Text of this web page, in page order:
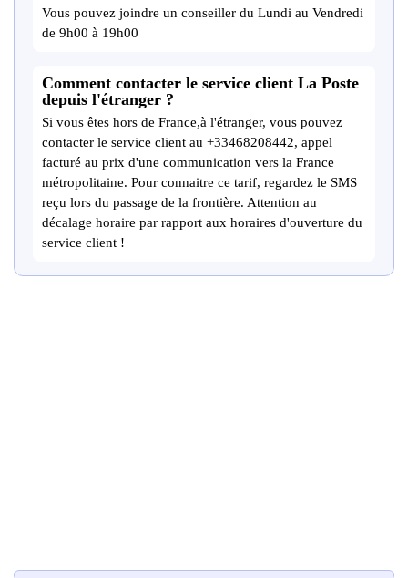
Vous pouvez joindre un conseiller du Lundi au Vendredi
de 9h00 à 19h00
Comment contacter le service client La Poste
depuis l'étranger ?
Si vous êtes hors de France,à l'étranger, vous pouvez
contacter le service client au +33468208442, appel
facturé au prix d'une communication vers la France
métropolitaine. Pour connaitre ce tarif, regardez le SMS
reçu lors du passage de la frontière. Attention au
décalage horaire par rapport aux horaires d'ouverture du
service client !